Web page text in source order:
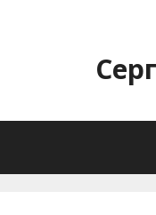
содержимому